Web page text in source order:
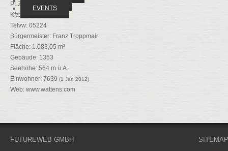
EVENTS
PLZ: 6112
Kfz: IL
Telvw: 05224
Bürgermeister: Franz Troppmair
Fläche: 1.083,05 m²
Gebäude: 1353
Seehöhe: 564 m ü.A.
Einwohner: 7639 (1 Jan 2012)
Web: www.wattens.com
FUTUREWEB GMBH SITEMAP